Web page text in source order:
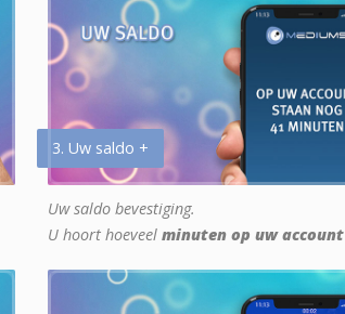
3. Uw saldo +
Uw saldo bevestiging.
U hoort hoeveel minuten op uw account